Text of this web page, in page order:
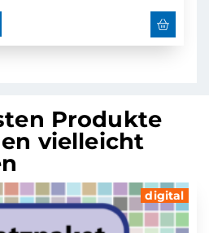
Produkte
vielleicht
digital